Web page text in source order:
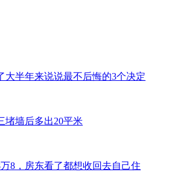
大半年来说说最不后悔的3个决定
堵墙后多出20平米
8，房东看了都想收回去自己住